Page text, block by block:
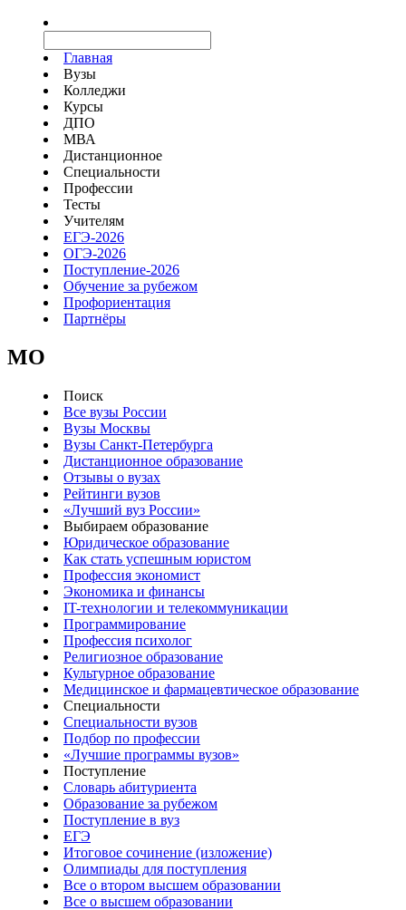
Главная
Вузы
Колледжи
Курсы
ДПО
МВА
Дистанционное
Специальности
Профессии
Тесты
Учителям
ЕГЭ-2026
ОГЭ-2026
Поступление-2026
Обучение за рубежом
Профориентация
Партнёры
MO
Поиск
Все вузы России
Вузы Москвы
Вузы Санкт-Петербурга
Дистанционное образование
Отзывы о вузах
Рейтинги вузов
«Лучший вуз России»
Выбираем образование
Юридическое образование
Как стать успешным юристом
Профессия экономист
Экономика и финансы
IT-технологии и телекоммуникации
Программирование
Профессия психолог
Религиозное образование
Культурное образование
Медицинское и фармацевтическое образование
Специальности
Специальности вузов
Подбор по профессии
«Лучшие программы вузов»
Поступление
Словарь абитуриента
Образование за рубежом
Поступление в вуз
ЕГЭ
Итоговое сочинение (изложение)
Олимпиады для поступления
Все о втором высшем образовании
Все о высшем образовании